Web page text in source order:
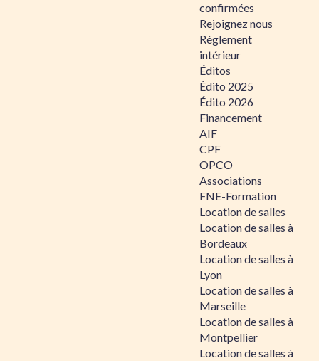
confirmées
Rejoignez nous
Règlement
intérieur
Éditos
Édito 2025
Édito 2026
Financement
AIF
CPF
OPCO
Associations
FNE-Formation
Location de salles
Location de salles à
Bordeaux
Location de salles à
Lyon
Location de salles à
Marseille
Location de salles à
Montpellier
Location de salles à